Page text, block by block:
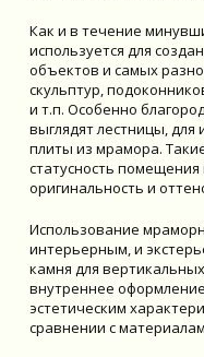
Как и в течение
используется для
объектов и самых
скульптур,
и т.п. Особенно
выглядят лестницы,
плиты из мрамора.
статусность
оригинальность и
Использование
интерьерным, и
камня для
внутреннее
эстетическим
сравнении с